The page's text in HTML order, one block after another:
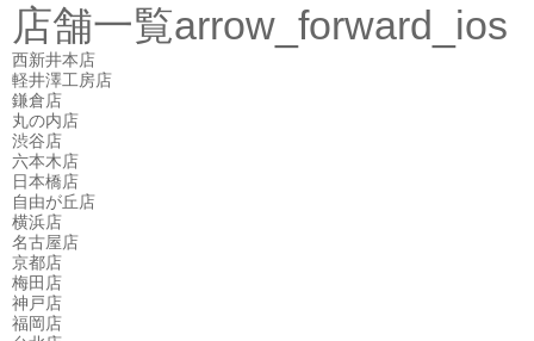
店舗一覧arrow_forward_ios
西新井本店
軽井澤工房店
鎌倉店
丸の内店
渋谷店
六本木店
日本橋店
自由が丘店
横浜店
名古屋店
京都店
梅田店
神戸店
福岡店